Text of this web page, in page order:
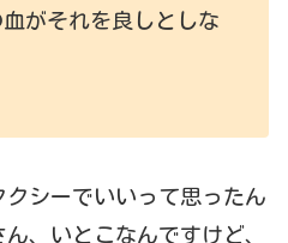
がそれを良しとしな
クシーでいいって思ったん
、いとこなんですけど、